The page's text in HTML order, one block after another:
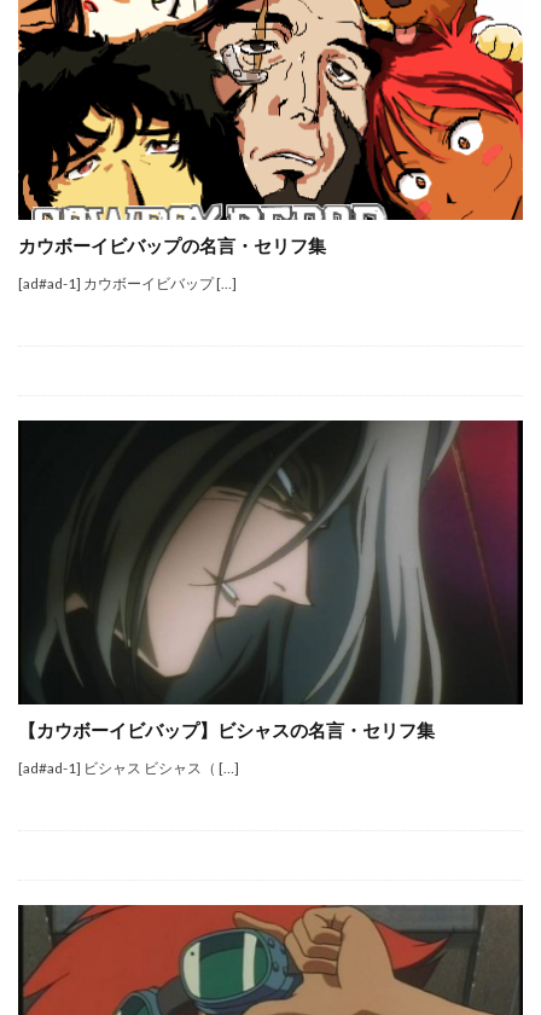
カウボーイビバップの名言・セリフ集
[ad#ad-1] カウボーイビバップ […]
【カウボーイビバップ】ビシャスの名言・セリフ集
[ad#ad-1] ビシャス ビシャス（ […]